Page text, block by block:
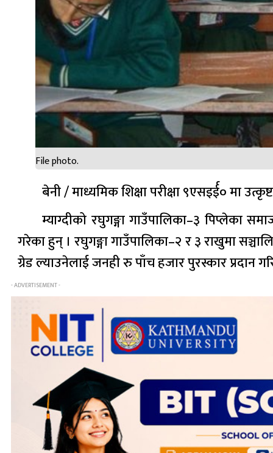
File photo.
बेनी / माध्यमिक शिक्षा परीक्षा ९एसइर्ई० मा
म्याग्दीको रघुगङ्गा गाउँपालिका–३ पिप्लेका
गरेका हुन् । रघुगङ्गा गाउँपालिका–२ र ३ राखुमा
ग्रेड ल्याउनेलाई जनही रु पाँच हजार पुरस्कार प्रदान
- ADVERTISEMENT -